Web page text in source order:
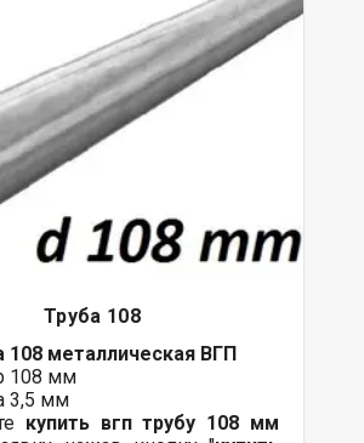
Труба 108
108 металлическая ВГП
108 мм
3,5 мм
купить вгп трубу 108 мм